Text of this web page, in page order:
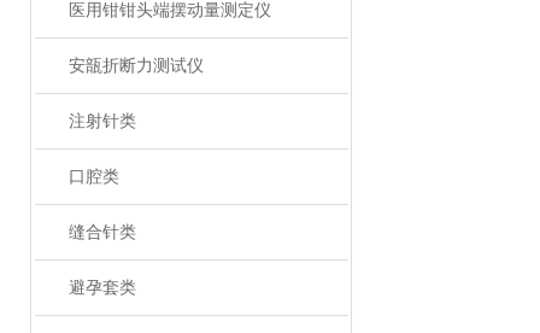
医用钳钳头端摆动量测定仪
安瓿折断力测试仪
注射针类
口腔类
缝合针类
避孕套类